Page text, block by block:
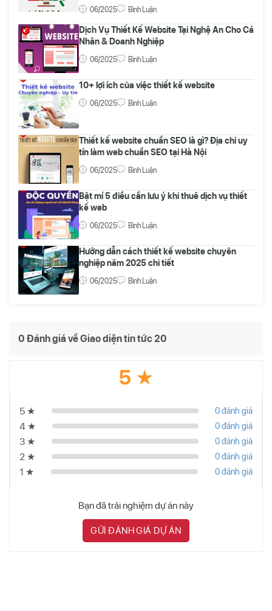
06/2025 Bình Luận
Dịch Vụ Thiết Kế Website Tại Nghệ An Cho Cá
Nhân & Doanh Nghiệp
06/2025 Bình Luận
10+ lợi ích của việc thiết kế website
06/2025 Bình Luận
Thiết kế website chuẩn SEO là gì? Địa chỉ uy
tín làm web chuẩn SEO tại Hà Nội
06/2025 Bình Luận
Bật mí 5 điều cần lưu ý khi thuê dịch vụ thiết
kế web
06/2025 Bình Luận
Hướng dẫn cách thiết kế website chuyên
nghiệp năm 2025 chi tiết
06/2025 Bình Luận
0 Đánh giá về Giao diện tin tức 20
5 ★
5 ★ 0 đánh giá
4 ★ 0 đánh giá
3 ★ 0 đánh giá
2 ★ 0 đánh giá
1 ★ 0 đánh giá
Bạn đã trải nghiệm dự án này
GỬI ĐÁNH GIÁ DỰ ÁN